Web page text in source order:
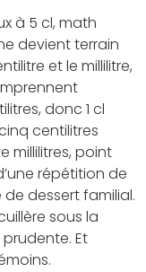
à 5 cl, math
devient terrain
et le millilitre,
donc 1 cl
centilitres
millilitres, point
répétition de
dessert familial.
sous la
Et